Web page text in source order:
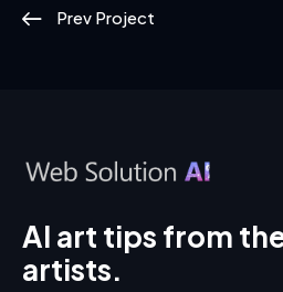
Prev Project
AI art tips from
artists.